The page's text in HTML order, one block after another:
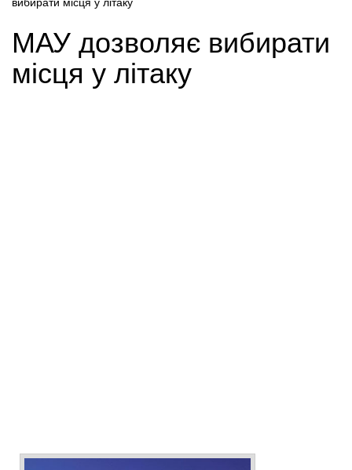
МАУ дозволяє вибирати
місця у літаку